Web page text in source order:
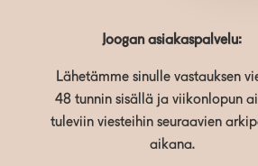
Joogan asiakaspalvelu:
Lähetämme sinulle vastauksen
48 tunnin sisällä ja viikonlopun
tuleviin viesteihin seuraavien
aikana.